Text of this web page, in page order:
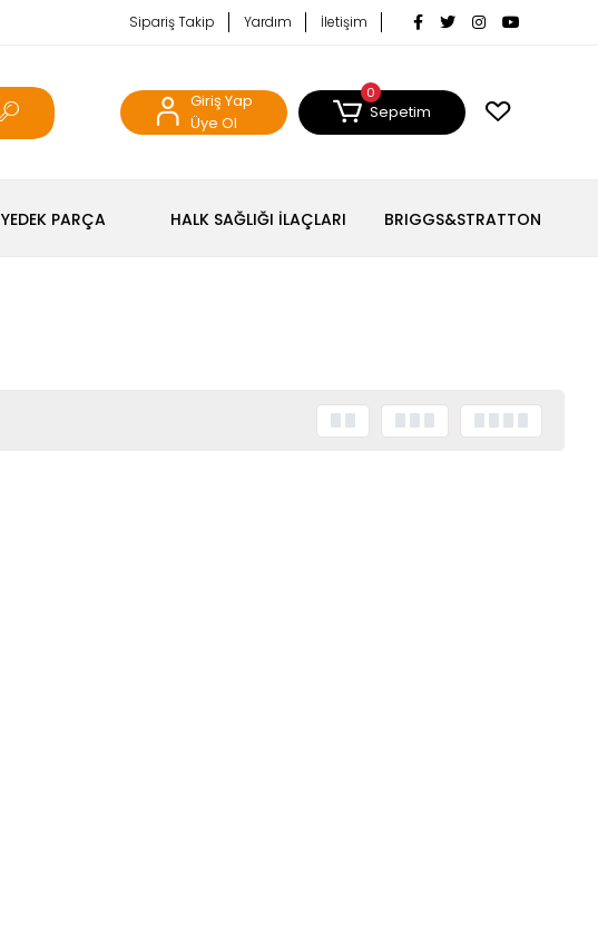
Sipariş Takip Yardım İletişim
Giriş Yap
Üye Ol
0
Sepetim
YEDEK PARÇA HALK SAĞLIĞI İLAÇLARI BRIGGS&STRATTON